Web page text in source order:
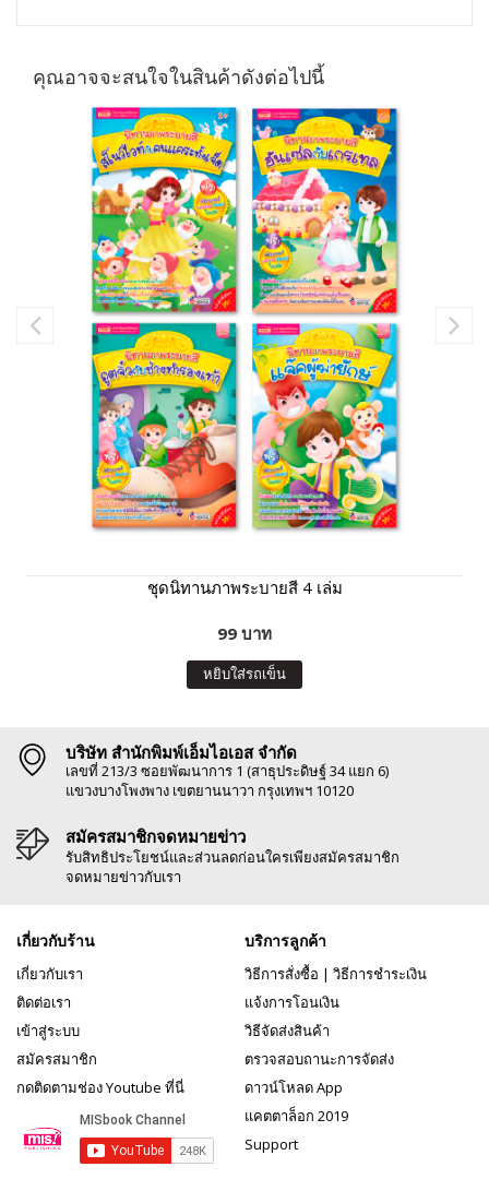
คุณอาจจะสนใจในสินค้าดังต่อไปนี้
ชุดนิทานภาพระบายสี 4 เล่ม
99 บาท
หยิบใส่รถเข็น
บริษัท สำนักพิมพ์เอ็มไอเอส จำกัด
เลขที่ 213/3 ซอยพัฒนาการ 1 (สาธุประดิษฐ์ 34 แยก 6)
แขวงบางโพงพาง เขตยานนาวา กรุงเทพฯ 10120
สมัครสมาชิกจดหมายข่าว
รับสิทธิประโยชน์และส่วนลดก่อนใครเพียงสมัครสมาชิก
จดหมายข่าวกับเรา
เกี่ยวกับร้าน
เกี่ยวกับเรา
ติดต่อเรา
เข้าสู่ระบบ
สมัครสมาชิก
กดติดตามช่อง Youtube ที่นี่
บริการลูกค้า
วิธีการสั่งซื้อ | วิธีการชำระเงิน
แจ้งการโอนเงิน
วิธีจัดส่งสินค้า
ตรวจสอบถานะการจัดส่ง
ดาวน์โหลด App
แคตตาล็อก 2019
Support